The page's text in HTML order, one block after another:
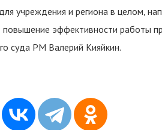
учреждения и региона в целом,
эффективности работы
суда РМ Валерий Кияйкин.